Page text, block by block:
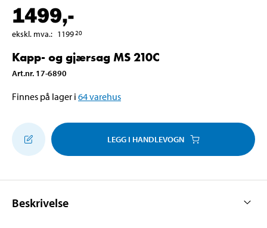
1499,-
ekskl. mva.: 119920
Kapp- og gjærsag MS 210C
Art.nr. 17-6890
Finnes på lager i 64varehus
LEGG I HANDLEVOGN
Beskrivelse